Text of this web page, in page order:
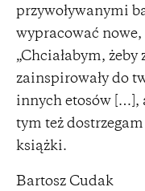
przywoływanymi
wypracować nowe,
„Chciałabym, żeby
zainspirowały do
innych etosów […],
tym też
książki.
Bartosz Cudak